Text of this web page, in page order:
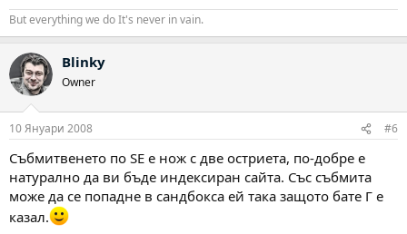
But everything we do It's never in vain.
Blinky
Owner
10 Януари 2008 #6
Събмитвенето по SE е нож с две остриета, по-добре е
натурално да ви бъде индексиран сайта. Със събмита
може да се попадне в сандбокса ей така защото бате Г е
казал.